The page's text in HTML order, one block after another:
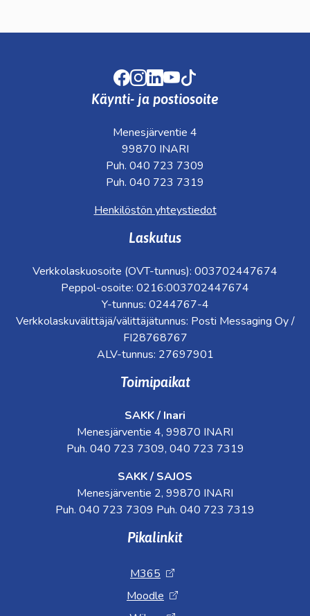
Facebook
Instagram
LinkedIn
Youtube
Käynti- ja postiosoite
Menesjärventie 4
99870 INARI
Puh. 040 723 7309
Puh. 040 723 7319
Henkilöstön yhteystiedot
Laskutus
Verkkolaskuosoite (OVT-tunnus): 003702447674
Peppol-osoite: 0216:003702447674
Y-tunnus: 0244767-4
Verkkolaskuvälittäjä/välittäjätunnus: Posti Messaging Oy /
FI28768767
ALV-tunnus: 27697901
Toimipaikat
SAKK / Inari
Menesjärventie 4, 99870 INARI
Puh. 040 723 7309, 040 723 7319
SAKK / SAJOS
Menesjärventie 2, 99870 INARI
Puh. 040 723 7309 Puh. 040 723 7319
Pikalinkit
M365
Moodle